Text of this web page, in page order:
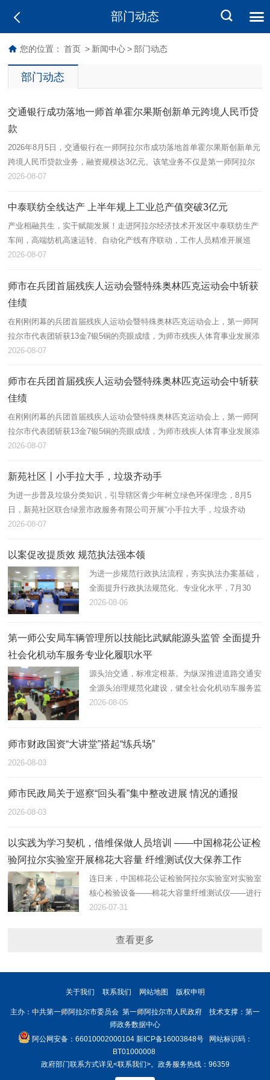
部门动态
您的位置： 首页 > 新闻中心 > 部门动态
部门动态
交通银行成功落地一师首单霍尔果斯创新单元跨境人民币贷
款
2026年8月5日，交通银行在一师阿拉尔市成功落地首单霍尔果斯创新单元
跨境人民币贷款业务，融资规模达3亿元。该笔业务不仅是第一师阿拉尔
市首单跨境流动资金贷款，也标志着跨境金融产品在本地金融功能区取得
2026-08-07
中泰联纺全线达产 上半年规上工业总产值突破3亿元
产业相融共生，实干赋能发展！走进阿拉尔经济技术开发区中泰联纺生产
车间，高端纺机高速运转、自动化产线有序联动，工作人员精准开展巡
检、落纱、品控等作业，呈现出蓬勃向上的发展态势。中泰联纺依托兵地
2026-08-07
师市在兵团首届残疾人运动会暨特殊奥林匹克运动会中斩获
佳绩
在刚刚闭幕的兵团首届残疾人运动会暨特殊奥林匹克运动会上，第一师阿
拉尔市代表团斩获13金7银5铜的亮眼成绩，为师市残疾人体育事业发展添
上浓墨重彩的一笔。
2026-08-07
师市在兵团首届残疾人运动会暨特殊奥林匹克运动会中斩获
佳绩
在刚刚闭幕的兵团首届残疾人运动会暨特殊奥林匹克运动会上，第一师阿
拉尔市代表团斩获13金7银5铜的亮眼成绩，为师市残疾人体育事业发展添
上浓墨重彩的一笔。
2026-08-07
新苑社区丨小手拉大手，垃圾齐动手
为进一步普及垃圾分类知识，引导辖区青少年树立绿色环保理念，8月5
日，新苑社区联合绿景市政服务有限公司开展“小手拉大手，垃圾齐动
手”垃圾分类主题宣讲活动，辖区60余名青少年及家长积极参与。
2026-08-07
以案促改提质效 规范执法强本领
为进一步规范行政执法流程，夯实执法办案基础，
全面提升行政执法规范化、专业化水平，7月30
日，第一师阿拉尔市应急管理局组织开展2026年
名执法人员全员参与。
2026-08-06
第一师公安局车辆管理所以技能比武赋能源头监管 全面提升
社会化机动车服务专业化履职水平
源头治交通，标准定根基。为纵深推进道路交通安
全源头治理规范化建设，健全社会化机动车服务监
管体系，锻造高素质专业化机动车登记、检测综合
2026-08-05
师市财政国资“大讲堂”搭起“练兵场”
2026-08-03
师市民政局关于巡察“回头看”集中整改进展 情况的通报
2026-08-03
以实践为学习契机，借维保做人员培训 ——中国棉花公证检
验阿拉尔实验室开展棉花大容量 纤维测试仪大保养工作
连日来，中国棉花公证检验阿拉尔实验室对实验室
核心检验设备——棉花大容量纤维测试仪——进行
了大保养。
2026-07-31
查看更多
关于我们 联系我们 网站地图 版权申明
主办：中共第一师阿拉尔市委员会 第一师阿拉尔市人民政府 技术支撑：第一
师政务数据中心
阿公网安备：66010002000104 新ICP备16003848号网站标识码：
BT01000008
政府部门联系方式详见<联系我们>。政务服务热线：96359